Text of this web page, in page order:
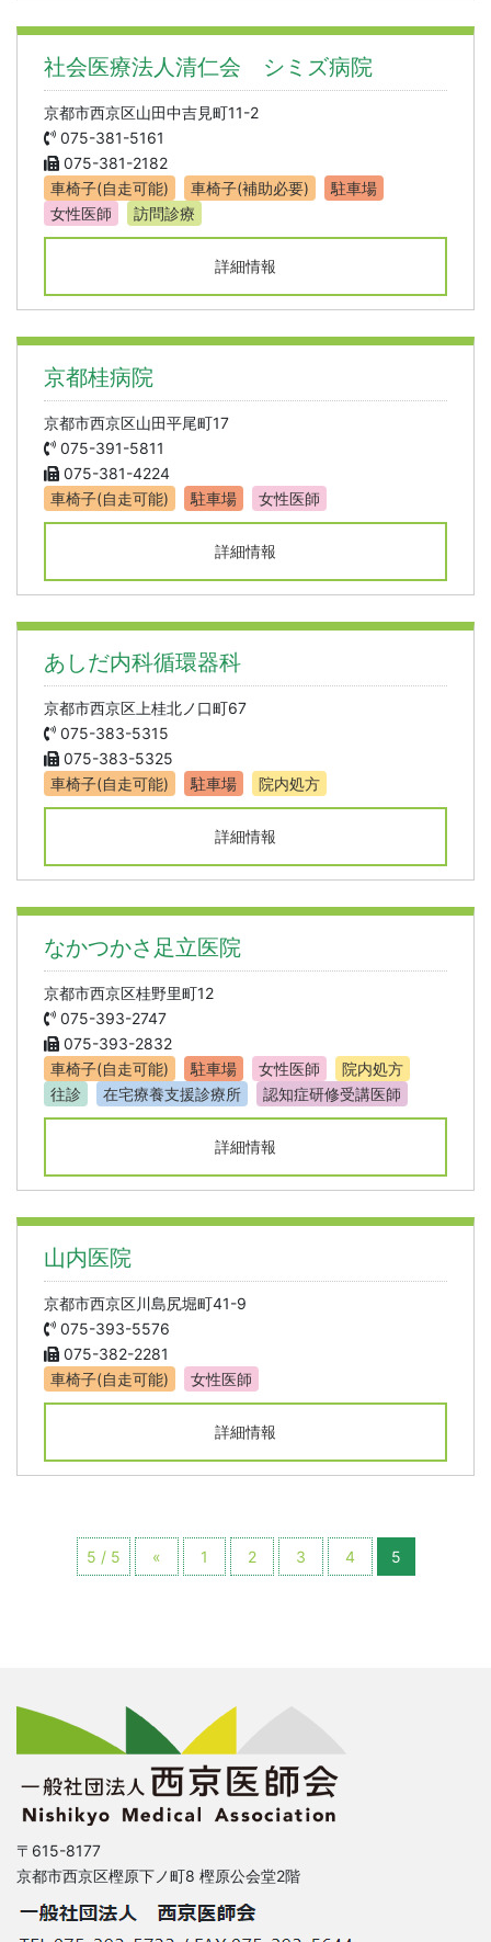
社会医療法人清仁会 シミズ病院
京都市西京区山田中吉見町11-2
075-381-5161
075-381-2182
車椅子(自走可能)
車椅子(補助必要)
駐車場
女性医師
訪問診療
詳細情報
京都桂病院
京都市西京区山田平尾町17
075-391-5811
075-381-4224
車椅子(自走可能)
駐車場 女性医師
詳細情報
あしだ内科循環器科
京都市西京区上桂北ノ口町67
075-383-5315
075-383-5325
車椅子(自走可能)
駐車場 院内処方
詳細情報
なかつかさ足立医院
京都市西京区桂野里町12
075-393-2747
075-393-2832
車椅子(自走可能)
駐車場 女性医師
院内処方
往診
在宅療養支援診療所 認知症研修受講医師
詳細情報
山内医院
京都市西京区川島尻堀町41-9
075-393-5576
075-382-2281
車椅子(自走可能)
女性医師
詳細情報
5 / 5 « 1 2 3 4 5
〒615-8177
京都市西京区樫原下ノ町8 樫原公会堂2階